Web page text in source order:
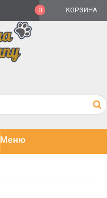
КОРЗИНА
0
Меню